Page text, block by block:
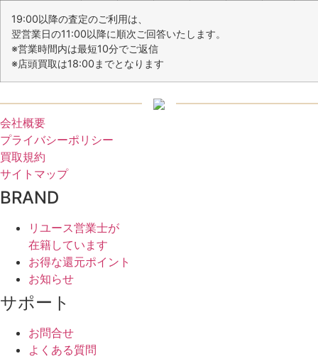
19:00以降の査定のご利用は、
翌営業日の11:00以降に順次ご回答いたします。
※営業時間内は最短10分でご返信
※店頭買取は18:00までとなります
会社概要
プライバシーポリシー
買取規約
サイトマップ
BRAND
リユース営業士が
在籍しています
お得な還元ポイント
お知らせ
サポート
お問合せ
よくある質問